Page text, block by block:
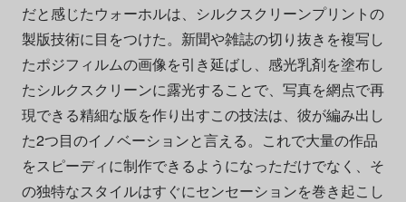
だと感じたウォーホルは、シルクスクリーンプリントの
製版技術に目をつけた。新聞や雑誌の切り抜きを複写し
たポジフィルムの画像を引き延ばし、感光乳剤を塗布し
たシルクスクリーンに露光することで、写真を網点で再
現できる精細な版を作り出すこの技法は、彼が編み出し
た2つ目のイノベーションと言える。これで大量の作品
をスピーディに制作できるようになっただけでなく、そ
の独特なスタイルはすぐにセンセーションを巻き起こし